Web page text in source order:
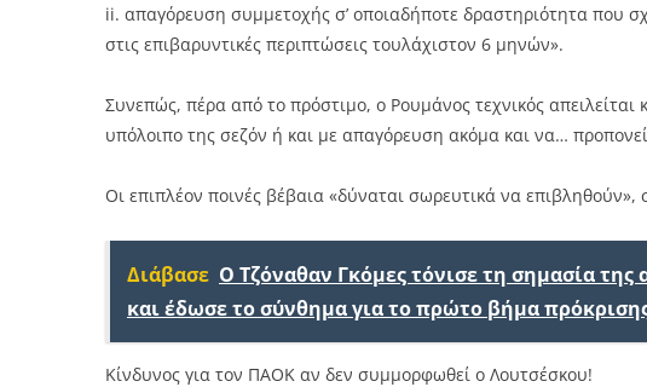
ii. απαγόρευση συμμετοχής σ’ οποιαδήποτε δραστηριότητα που
στις επιβαρυντικές περιπτώσεις τουλάχιστον 6 μηνών».
Συνεπώς, πέρα από το πρόστιμο, ο Ρουμάνος τεχνικός
υπόλοιπο της σεζόν ή και με απαγόρευση ακόμα και να…
Οι επιπλέον ποινές βέβαια «δύναται σωρευτικά να
Διάβασε Ο Τζόναθαν Γκόμες τόνισε τη σημασία
και έδωσε το σύνθημα για το πρώτο βήμα
Κίνδυνος για τον ΠΑΟΚ αν δεν συμμορφωθεί ο Λουτσέσκου!